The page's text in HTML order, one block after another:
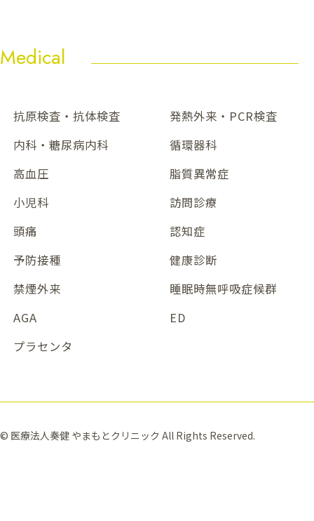
Medical
抗原検査・抗体検査
発熱外来・PCR検査
内科・糖尿病内科
循環器科
高血圧
脂質異常症
小児科
訪問診療
頭痛
認知症
予防接種
健康診断
禁煙外来
睡眠時無呼吸症候群
AGA
ED
プラセンタ
© 医療法人奏健 やまもとクリニック All Rights Reserved.